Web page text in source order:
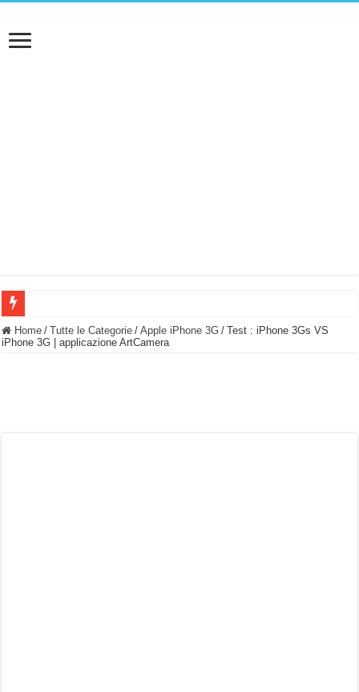
BASTA FATICARE! Questo robot tagliaerba lo appoggi e fa tutto lui! (Senza
Home / Tutte le Categorie / Apple iPhone 3G / Test : iPhone 3Gs VS
iPhone 3G | applicazione ArtCamera